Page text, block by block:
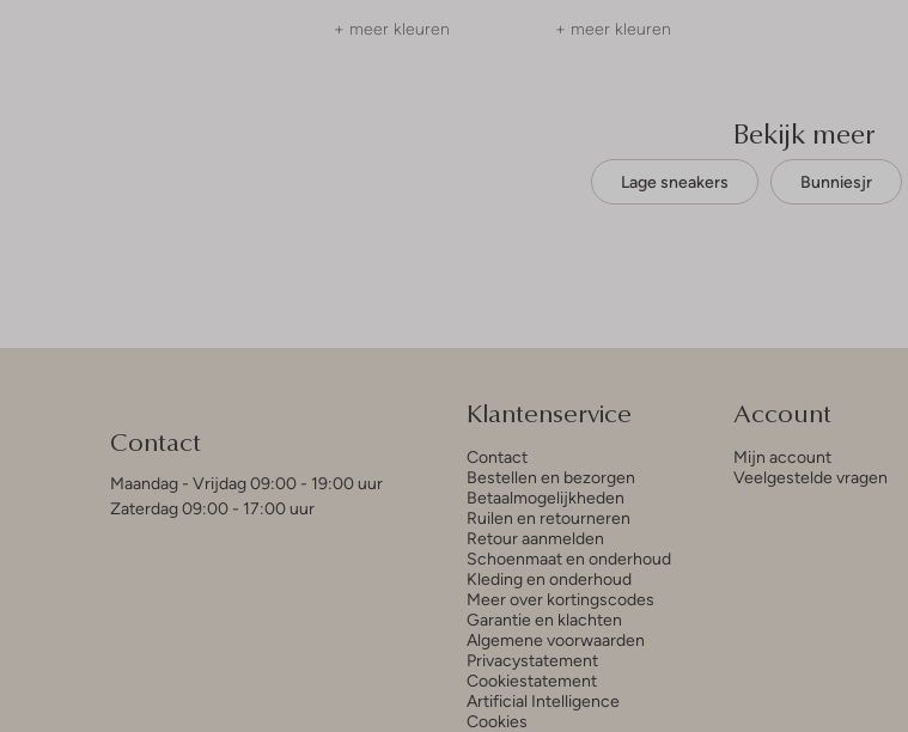
+ meer kleuren + meer kleuren
Bekijk meer
Lage sneakers Bunniesjr
Contact
Maandag - Vrijdag 09:00 - 19:00 uur
Zaterdag 09:00 - 17:00 uur
Klantenservice
Contact
Bestellen en bezorgen
Betaalmogelijkheden
Ruilen en retourneren
Retour aanmelden
Schoenmaat en onderhoud
Kleding en onderhoud
Meer over kortingscodes
Garantie en klachten
Algemene voorwaarden
Privacystatement
Cookiestatement
Artificial Intelligence
Cookies
Account
Mijn account
Veelgestelde vragen